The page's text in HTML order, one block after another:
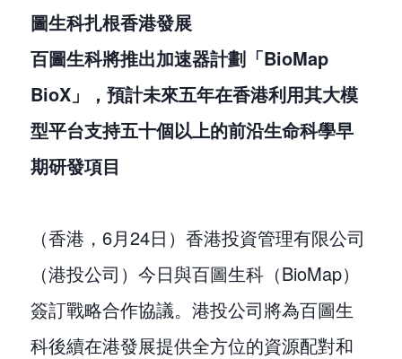
圖生科扎根香港發展
百圖生科將推出加速器計劃「BioMap
BioX」，預計未來五年在香港利用其大模
型平台支持五十個以上的前沿生命科學早
期研發項目
（香港，6月24日）香港投資管理有限公司
（港投公司）今日與百圖生科（BioMap）
簽訂戰略合作協議。港投公司將為百圖生
科後續在港發展提供全方位的資源配對和